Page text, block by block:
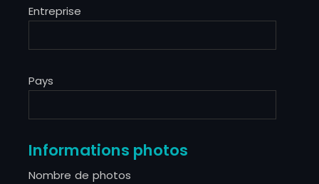
Entreprise
Pays
Informations photos
Nombre de photos